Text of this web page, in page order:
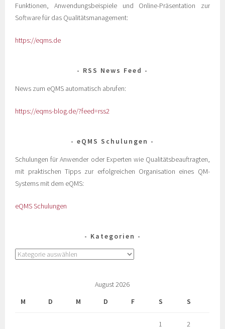
Funktionen, Anwendungsbeispiele und Online-Präsentation zur
Software für das Qualitätsmanagement:
https://eqms.de
RSS News Feed
News zum eQMS automatisch abrufen:
https://eqms-blog.de/?feed=rss2
eQMS Schulungen
Schulungen für Anwender oder Experten wie Qualitätsbeauftragten,
mit praktischen Tipps zur erfolgreichen Organisation eines QM-
Systems mit dem eQMS:
eQMS Schulungen
Kategorien
August 2026
M
D M D F S S
1 2